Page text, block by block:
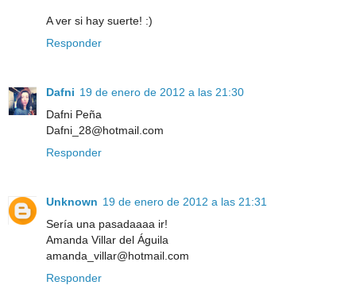
A ver si hay suerte! :)
Responder
Dafni 19 de enero de 2012 a las 21:30
Dafni Peña
Dafni_28@hotmail.com
Responder
Unknown 19 de enero de 2012 a las 21:31
Sería una pasadaaaa ir!
Amanda Villar del Águila
amanda_villar@hotmail.com
Responder